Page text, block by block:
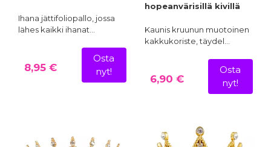
Ihana jättifoliopallo, jossa
lähes kaikki ihanat…
8,95 €
Osta
nyt!
hopeanvärisillä kivillä
Kaunis kruunun muotoinen
kakkukoriste, täydel…
6,90 €
Osta
nyt!